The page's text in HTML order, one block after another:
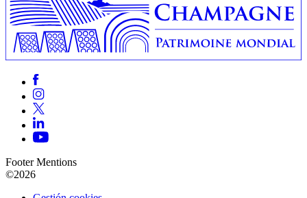
Footer Mentions
©2026